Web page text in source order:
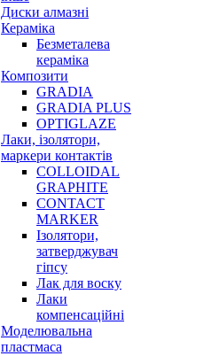
Диски алмазні
Кераміка
Безметалева
кераміка
Композити
GRADIA
GRADIA PLUS
OPTIGLAZE
Лаки, ізолятори,
маркери контактів
COLLOIDAL
GRAPHITE
CONTACT
MARKER
Ізолятори,
затверджувач
гіпсу
Лак для воску
Лаки
компенсаційні
Моделювальна
пластмаса